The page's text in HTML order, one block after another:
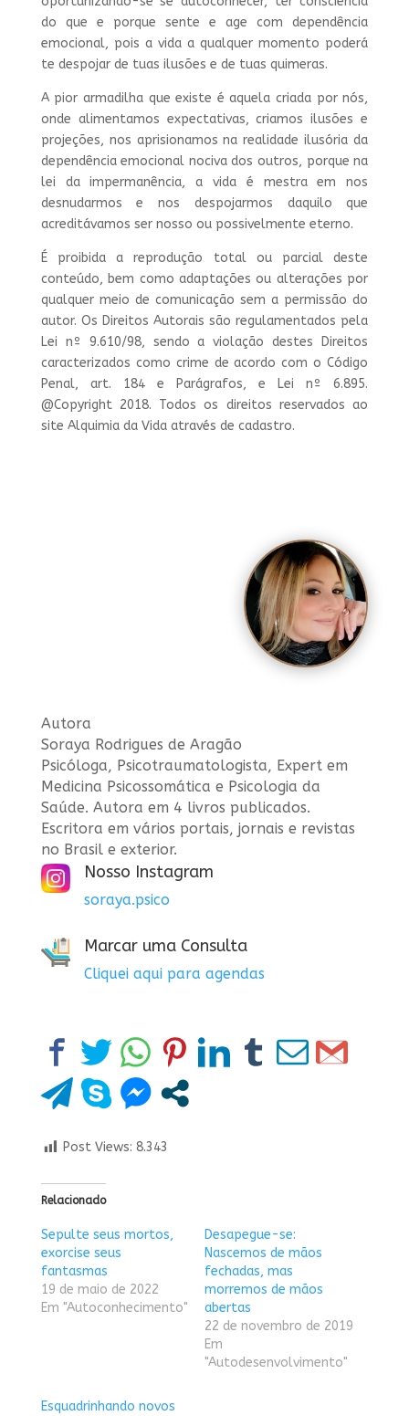
do que e porque sente e age com dependência
emocional, pois a vida a qualquer momento poderá
te despojar de tuas ilusões e de tuas quimeras.
A pior armadilha que existe é aquela criada por nós,
onde alimentamos expectativas, criamos ilusões e
projeções, nos aprisionamos na realidade ilusória da
dependência emocional nociva dos outros, porque na
lei da impermanência, a vida é mestra em nos
desnudarmos e nos despojarmos daquilo que
acreditávamos ser nosso ou possivelmente eterno.
É proibida a reprodução total ou parcial deste
conteúdo, bem como adaptações ou alterações por
qualquer meio de comunicação sem a permissão do
autor. Os Direitos Autorais são regulamentados pela
Lei nº 9.610/98, sendo a violação destes Direitos
caracterizados como crime de acordo com o Código
Penal, art. 184 e Parágrafos, e Lei nº 6.895.
@Copyright 2018. Todos os direitos reservados ao
site Alquimia da Vida através de cadastro.
Autora
Soraya Rodrigues de Aragão
Psicóloga, Psicotraumatologista, Expert em
Medicina Psicossomática e Psicologia da
Saúde. Autora em 4 livros publicados.
Escritora em vários portais, jornais e revistas
no Brasil e exterior.
Nosso Instagram
soraya.psico
Marcar uma Consulta
Cliquei aqui para agendas
Post Views: 8.343
Relacionado
Sepulte seus mortos,
exorcise seus
fantasmas
19 de maio de 2022
Em "Autoconhecimento"
Desapegue-se:
Nascemos de mãos
fechadas, mas
morremos de mãos
abertas
22 de novembro de 2019
Em
"Autodesenvolvimento"
Esquadrinhando novos